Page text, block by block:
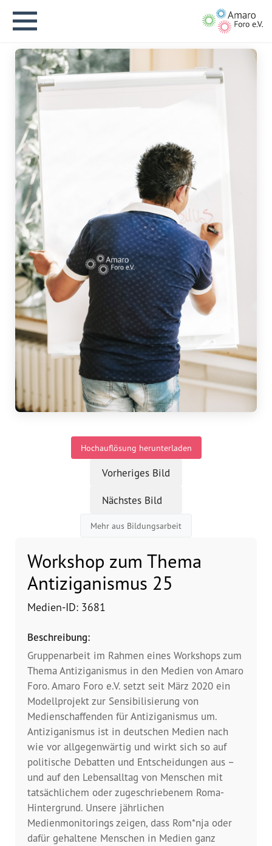
English version
Aktuelles
Über uns
Vision
Geschichte
Vorstand
Team
Standorte
Dachorganisationen
Anlaufstelle Nevo Foro (Neue
Sozialberatungsstellen
Antiziganismus – DOSTA
Internationale Jugendarbeit
Materialien
Wissenswertes
Publikationen
Mediathek
Plakate
Presse
Hochauflösung herunterladen
Vorheriges Bild
Nächstes Bild
Mehr aus Bildungsarbeit
Workshop zum Thema
Antiziganismus 25
Medien-ID: 3681
Beschreibung:
Gruppenarbeit im Rahmen eines Workshops zum
Thema Antiziganismus in den Medien von Amaro
Foro. Amaro Foro e.V. setzt seit März 2020 ein
Modellprojekt zur Sensibilisierung von
Medienschaffenden für Antiziganismus um.
Antiziganismus ist in deutschen Medien nach
wie vor allgegenwärtig und wirkt sich so auf
politische Debatten und Entscheidungen aus –
und auf den Lebensalltag von Menschen mit
tatsächlichem oder zugeschriebenem Roma-
Hintergrund. Unsere jährlichen
Medienmonitorings zeigen, dass Rom*nja oder
dafür gehaltene Menschen in Medien ganz